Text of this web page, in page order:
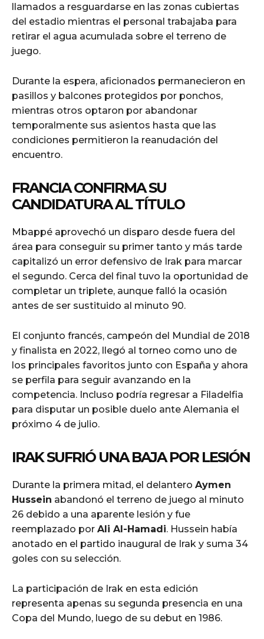
llamados a resguardarse en las zonas cubiertas
del estadio mientras el personal trabajaba para
retirar el agua acumulada sobre el terreno de
juego.
Durante la espera, aficionados permanecieron en
pasillos y balcones protegidos por ponchos,
mientras otros optaron por abandonar
temporalmente sus asientos hasta que las
condiciones permitieron la reanudación del
encuentro.
FRANCIA CONFIRMA SU
CANDIDATURA AL TÍTULO
Mbappé aprovechó un disparo desde fuera del
área para conseguir su primer tanto y más tarde
capitalizó un error defensivo de Irak para marcar
el segundo. Cerca del final tuvo la oportunidad de
completar un triplete, aunque falló la ocasión
antes de ser sustituido al minuto 90.
El conjunto francés, campeón del Mundial de 2018
y finalista en 2022, llegó al torneo como uno de
los principales favoritos junto con España y ahora
se perfila para seguir avanzando en la
competencia. Incluso podría regresar a Filadelfia
para disputar un posible duelo ante Alemania el
próximo 4 de julio.
IRAK SUFRIÓ UNA BAJA POR LESIÓN
Durante la primera mitad, el delantero Aymen
Hussein abandonó el terreno de juego al minuto
26 debido a una aparente lesión y fue
reemplazado por Ali Al-Hamadi. Hussein había
anotado en el partido inaugural de Irak y suma 34
goles con su selección.
La participación de Irak en esta edición
representa apenas su segunda presencia en una
Copa del Mundo, luego de su debut en 1986.